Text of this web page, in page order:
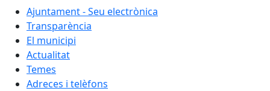
Ajuntament - Seu electrònica
Transparència
El municipi
Actualitat
Temes
Adreces i telèfons